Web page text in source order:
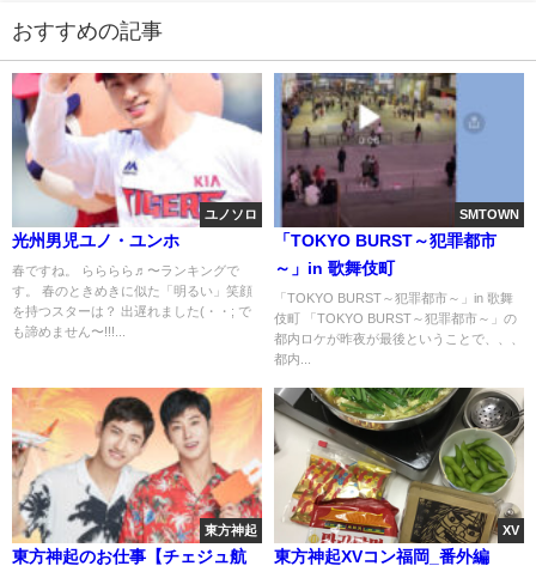
おすすめの記事
ユノソロ
光州男児ユノ・ユンホ
春ですね。 らららら♬〜ランキングで
す。 春のときめきに似た「明るい」笑顔
を持つスターは？ 出遅れました(・・; で
も諦めません〜!!!...
SMTOWN
「TOKYO BURST～犯罪都市
～」in 歌舞伎町
「TOKYO BURST～犯罪都市～」in 歌舞
伎町 「TOKYO BURST～犯罪都市～」の
都内ロケが昨夜が最後ということで、、、
都内...
東方神起
東方神起のお仕事【チェジュ航
XV
東方神起XVコン福岡_番外編